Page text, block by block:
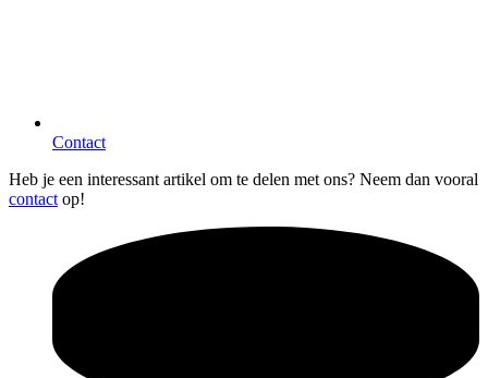
Contact
Heb je een interessant artikel om te delen met ons? Neem dan vooral
contactop!